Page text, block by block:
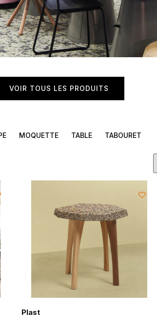
VOIR TOUS LES PRODUITS
MOQUETTE TABLE TABOURET
Plast